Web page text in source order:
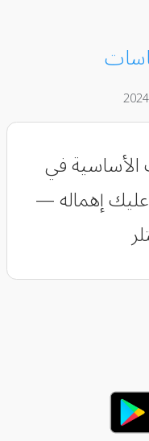
الأساسية في
إهماله ‏—